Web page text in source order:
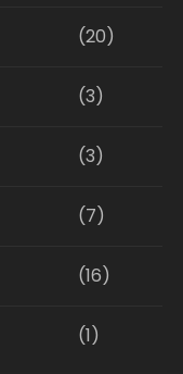
(20)
(3)
(3)
(7)
(16)
(1)